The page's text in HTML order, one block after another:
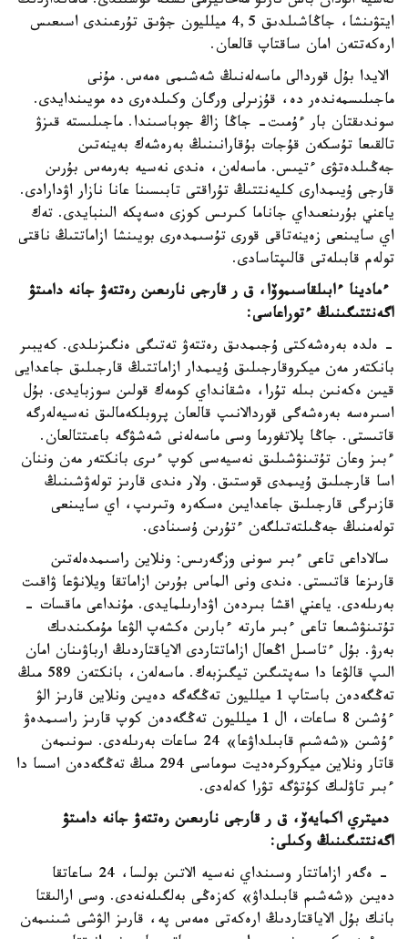
ايتۋىنشا، جاڭاشىلدىق 4,5 ميلليون جۋىق تۇرعىندى اسىعىس
ارەكەتتەن امان ساقتاپ قالعان.
الايدا بۇل قوردالى ماسەلەنىڭ شەشىمى ەمەس. مۇنى
ماجىلىسمەندەر دە، قۇزىرلى ورگان وكىلدەرى دە مويىندايدى.
سوندىقتان بار ءۇمىت- جاڭا زاڭ جوباسىندا. ماجىلىستە قىزۋ
تالقىعا تۇسكەن قۇجات بۇقارانىنىڭ بەرەشەك بەينەتىن
جەڭىلدەتۋى ءتيىس. ماسەلەن، ەندى نەسيە بەرمەس بۇرىن
قارجى ۇيىمدارى كليەنتتىڭ تۇراقتى تابىسىنا عانا نازار اۋدارادى.
ياعني بۇرىنعىداي جاناما كىرىس كوزى ەسەپكە الىنبايدى. تەك
اي سايىنعى زەينەتاقى قورى تۇسىمدەرى بويىنشا ازاماتتىڭ ناقتى
تولەم قابىلەتى قالىپتاسادى.
ءمادينا ءابىلقاسىموۆا، ق ر قارجى نارىعىن رەتتەۋ جانە دامىتۋ
اگەنتتىگىنىڭ ءتوراعاسى:
- ەلدە بەرەشەكتى ۇجىمدىق رەتتەۋ تەتىگى ەنگىزىلدى. كەيبىر
بانكتەر مەن ميكروقارجىلىق ۇيىمدار ازاماتتىڭ قارجىلىق جاعدايى
قيىن ەكەنىن بىلە تۇرا، ەشقانداي كومەك قولىن سوزبايدى. بۇل
اسىرەسە بەرەشەگى قوردالانىپ قالعان پروبلكەمالىق نەسيەلەرگە
قاتىستى. جاڭا پلاتفورما وسى ماسەلەنى شەشۋگە باعىتتالعان.
ءبىز وعان تۇتىنۋشىلىق نەسيەسى كوپ ءىرى بانكتەر مەن وننان
اسا قارجىلىق ۇيىمدى قوستىق. ولار ەندى قارىز تولەۋشىنىڭ
قازىرگى قارجىلىق جاعدايىن ەسكەرە وتىرىپ، اي سايىنعى
تولەمنىڭ جەڭىلتەتىلگەن ءتۇرىن ۇسىنادى.
سالاداعى تاعى ءبىر سونى وزگەرىس: ونلاين راسىمدەلەتىن
قارىزعا قاتىستى. ەندى ونى الماس بۇرىن ازاماتقا ويلانۋعا ۋاقىت
بەرىلەدى. ياعني اقشا بىردەن اۋدارىلمايدى. مۇنداعى ماقسات -
تۇتىنۋشىعا تاعى ءبىر مارتە ءبارىن ەكشەپ الۋعا مۇمكىندىك
بەرۋ. بۇل ءتاسىل اڭعال ازاماتتاردى الاياقتاردىڭ ارباۋىنان امان
الىپ قالۋعا دا سەپتىگىن تيگىزبەك. ماسەلەن، بانكتەن 589 مىڭ
تەڭگەدەن باستاپ 1 ميلليون تەڭگەگە دەيىن ونلاين قارىز الۋ
ءۇشىن 8 ساعات، ال 1 ميلليون تەڭگەدەن كوپ قارىز راسىمدەۋ
ءۇشىن «شەشىم قابىلداۋعا» 24 ساعات بەرىلەدى. سونىمەن
قاتار ونلاين ميكروكرەديت سوماسى 294 مىڭ تەڭگەدەن اسسا دا
ءبىر تاۋلىك كۇتۋگە تۋرا كەلەدى.
دميتري اكمايەۆ، ق ر قارجى نارىعىن رەتتەۋ جانە دامىتۋ
اگەنتتىگىنىڭ وكىلى:
- ەگەر ازاماتتار وسىنداي نەسيە الاتىن بولسا، 24 ساعاتقا
دەيىن «شەشىم قابىلداۋ» كەزەڭى بەلگىلەنەدى. وسى ارالىقتا
بانك بۇل الاياقتاردىڭ ارەكەتى ەمەس پە، قارىز الۋشى شىنىمەن